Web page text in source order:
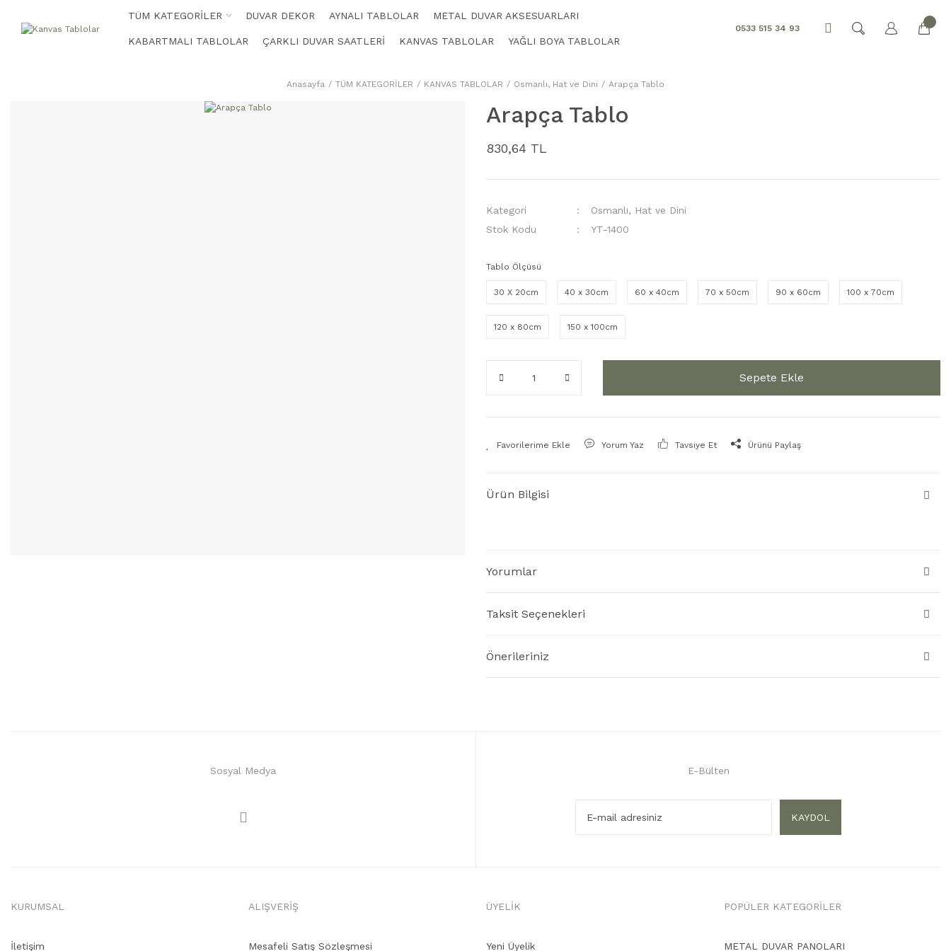
TÜM KATEGORİLER DUVAR DEKOR AYNALI TABLOLAR METAL DUVAR AKSESUARLARI
KABARTMALI TABLOLAR ÇARKLI DUVAR SAATLERİ KANVAS TABLOLAR YAĞLI BOYA TABLOLAR
0533 515 34 93
Anasayfa TÜM KATEGORİLER KANVAS TABLOLAR Osmanlı, Hat ve Dini Arapça Tablo
Arapça Tablo
830,64 TL
Kategori
Osmanlı, Hat ve Dini
Stok Kodu
YT-1400
Tablo Ölçüsü
30 X 20cm 40 x 30cm 60 x 40cm 70 x 50cm 90 x 60cm 100 x 70cm
120 x 80cm 150 x 100cm
Sepete Ekle
Yorum Yaz Tavsiye Et Ürünü Paylaş
Ürün Bilgisi
Yorumlar
Taksit Seçenekleri
Önerileriniz
Sosyal Medya E-Bülten
KAYDOL
KURUMSAL
İletişim
ALIŞVERİŞ
Mesafeli Satış Sözleşmesi
ÜYELİK
Yeni Üyelik
POPÜLER KATEGORİLER
METAL DUVAR PANOLARI